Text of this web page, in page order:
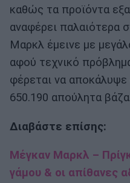
καθώς τα προϊόντα
αναφέρει παλαιότερα
Μαρκλ έμεινε με
αφού τεχνικό
φέρεται να αποκάλυψε
650.190 απούλητα
Διαβάστε επίσης:
Μέγκαν Μαρκλ –
γάμου & οι απίθανες